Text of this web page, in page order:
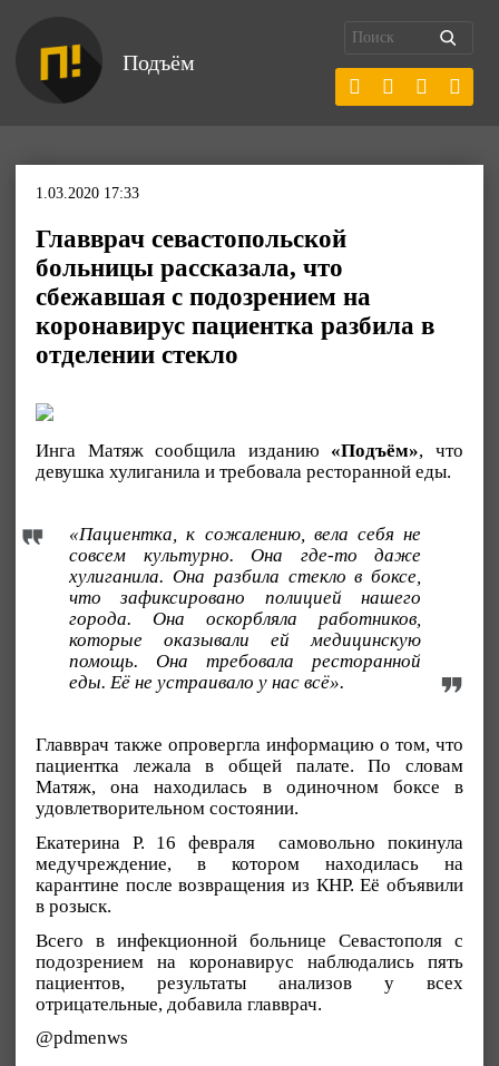
Подъём
1.03.2020 17:33
Главврач севастопольской
больницы рассказала, что
сбежавшая с подозрением на
коронавирус пациентка разбила в
отделении стекло
Инга Матяж сообщила изданию «Подъём», что
девушка хулиганила и требовала ресторанной еды.
«Пациентка, к сожалению, вела себя не
совсем культурно. Она где-то даже
хулиганила. Она разбила стекло в боксе,
что зафиксировано полицией нашего
города. Она оскорбляла работников,
которые оказывали ей медицинскую
помощь. Она требовала ресторанной
еды. Её не устраивало у нас всё».
Главврач также опровергла информацию о том, что
пациентка лежала в общей палате. По словам
Матяж, она находилась в одиночном боксе в
удовлетворительном состоянии.
Екатерина Р. 16 февраля самовольно покинула
медучреждение, в котором находилась на
карантине после возвращения из КНР. Её объявили
в розыск.
Всего в инфекционной больнице Севастополя с
подозрением на коронавирус наблюдались пять
пациентов, результаты анализов у всех
отрицательные, добавила главврач.
@pdmenws